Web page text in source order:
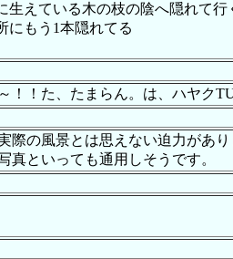
生えている木の枝の陰へ隠れて行
にもう1本隠れてる
！！た、たまらん。は、ハヤク
際の風景とは思えない迫力があり
真といっても通用しそうです。